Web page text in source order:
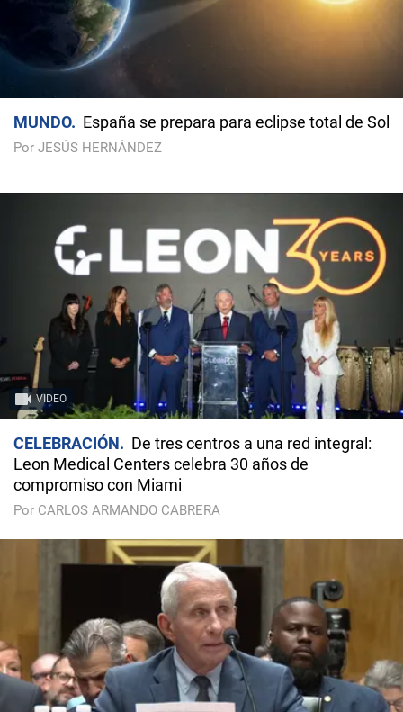
MUNDO España se prepara para eclipse total de Sol
Por JESÚS HERNÁNDEZ
VIDEO
CELEBRACIÓN
De tres centros a una red integral:
Leon Medical Centers celebra 30 años de
compromiso con Miami
Por CARLOS ARMANDO CABRERA